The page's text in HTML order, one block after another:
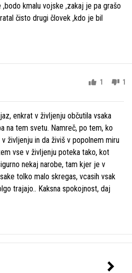
kmalu vojske ,zakaj je pa grašo
čisto drugi človek ,kdo je bil
1 1
enkrat v življenju občutila vsaka
na tem svetu. Namreč, po tem, ko
življenju in da živiš v popolnem miru
vse v življenju poteka tako, kot
nekaj narobe, tam kjer je v
tolko malo skregas, vcasih vsak
trajajo.. Kaksna spokojnost, daj